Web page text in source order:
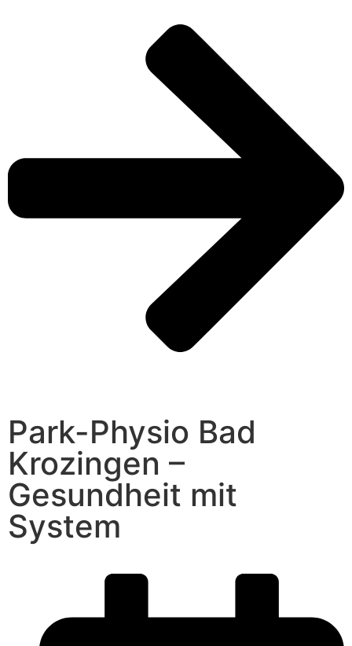
Park-Physio Bad
Krozingen –
Gesundheit mit
System